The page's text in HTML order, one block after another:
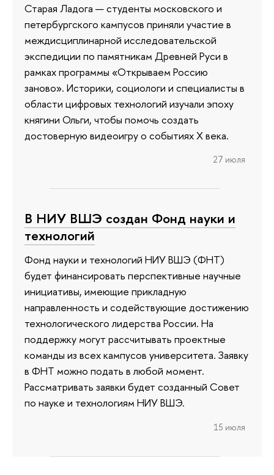
Старая Ладога — студенты московского и
петербургского кампусов приняли участие в
междисциплинарной исследовательской
экспедиции по памятникам Древней Руси в
рамках программы «Открываем Россию
заново». Историки, социологи и специалисты в
области цифровых технологий изучали эпоху
княгини Ольги, чтобы помочь создать
достоверную видеоигру о событиях X века.
27 июля
В НИУ ВШЭ создан Фонд науки и
технологий
Фонд науки и технологий НИУ ВШЭ (ФНТ)
будет финансировать перспективные научные
инициативы, имеющие прикладную
направленность и содействующие достижению
технологического лидерства России. На
поддержку могут рассчитывать проектные
команды из всех кампусов университета. Заявку
в ФНТ можно подать в любой момент.
Рассматривать заявки будет созданный Совет
по науке и технологиям НИУ ВШЭ.
15 июля